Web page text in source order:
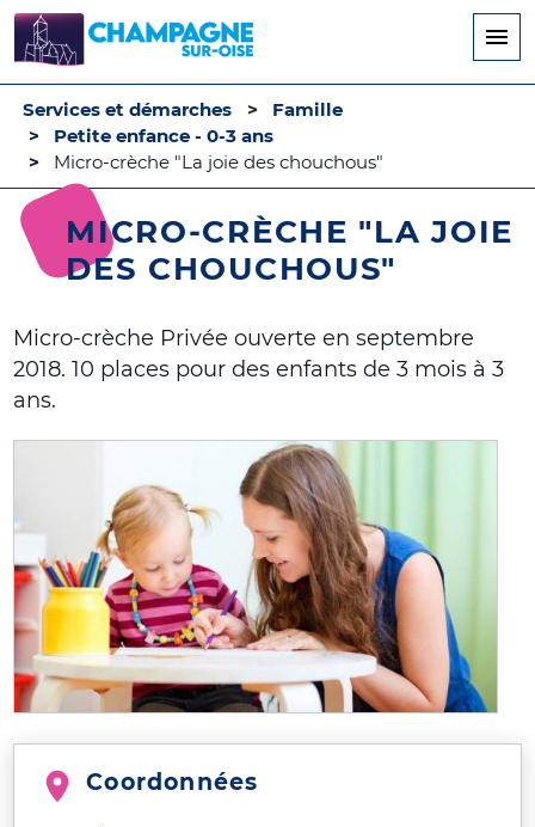
principal
Services et démarches
Famille
Petite enfance - 0-3 ans
Micro-crèche "La joie des chouchous"
MICRO-CRÈCHE "LA JOIE
DES CHOUCHOUS"
Micro-crèche Privée ouverte en septembre
2018. 10 places pour des enfants de 3 mois à 3
ans.
Coordonnées